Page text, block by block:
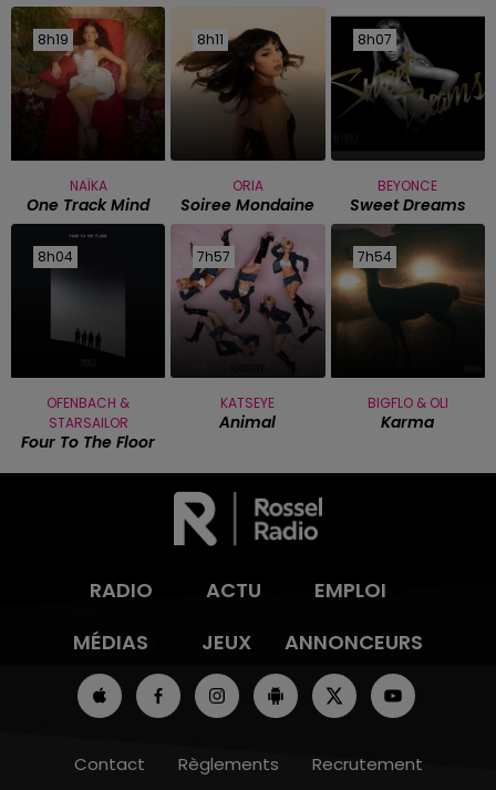
8h19
8h19
NAÏKA
One Track Mind
8h11
8h11
ORIA
Soiree Mondaine
8h07
8h07
BEYONCE
Sweet Dreams
8h04
8h04
OFENBACH &
STARSAILOR
Four To The Floor
7h57
7h57
KATSEYE
Animal
7h54
7h54
BIGFLO & OLI
Karma
RADIO ACTU
EMPLOI
MÉDIAS
JEUX ANNONCEURS
Contact Règlements Recrutement